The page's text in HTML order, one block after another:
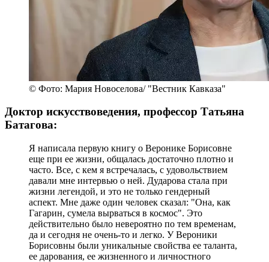
© Фото: Мария Новоселова/ "Вестник Кавказа"
Доктор искусствоведения, профессор Татьяна
Батагова:
Я написала первую книгу о Веронике Борисовне
еще при ее жизни, общалась достаточно плотно и
часто. Все, с кем я встречалась, с удовольствием
давали мне интервью о ней. Дударова стала при
жизни легендой, и это не только гендерный
аспект. Мне даже один человек сказал: "Она, как
Гагарин, сумела вырваться в космос". Это
действительно было невероятно по тем временам,
да и сегодня не очень-то и легко. У Вероники
Борисовны были уникальные свойства ее таланта,
ее дарования, ее жизненного и личностного